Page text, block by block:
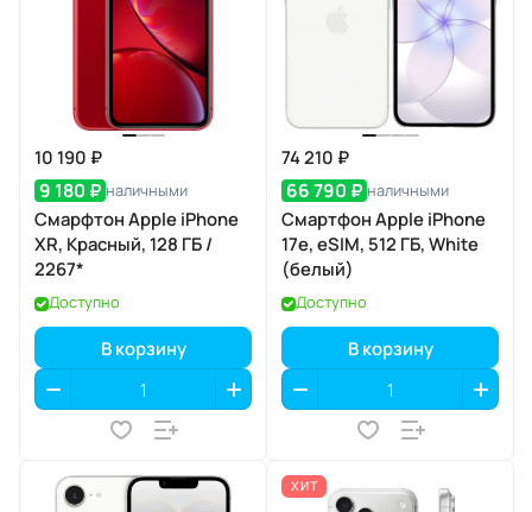
10 190 ₽
9 180 ₽ наличными
Смарфтон Apple iPhone
XR, Красный, 128 ГБ /
2267*
Доступно
В корзину
74 210 ₽
66 790 ₽ наличными
Смартфон Apple iPhone
17e, eSIM, 512 ГБ, White
(белый)
Доступно
В корзину
ХИТ